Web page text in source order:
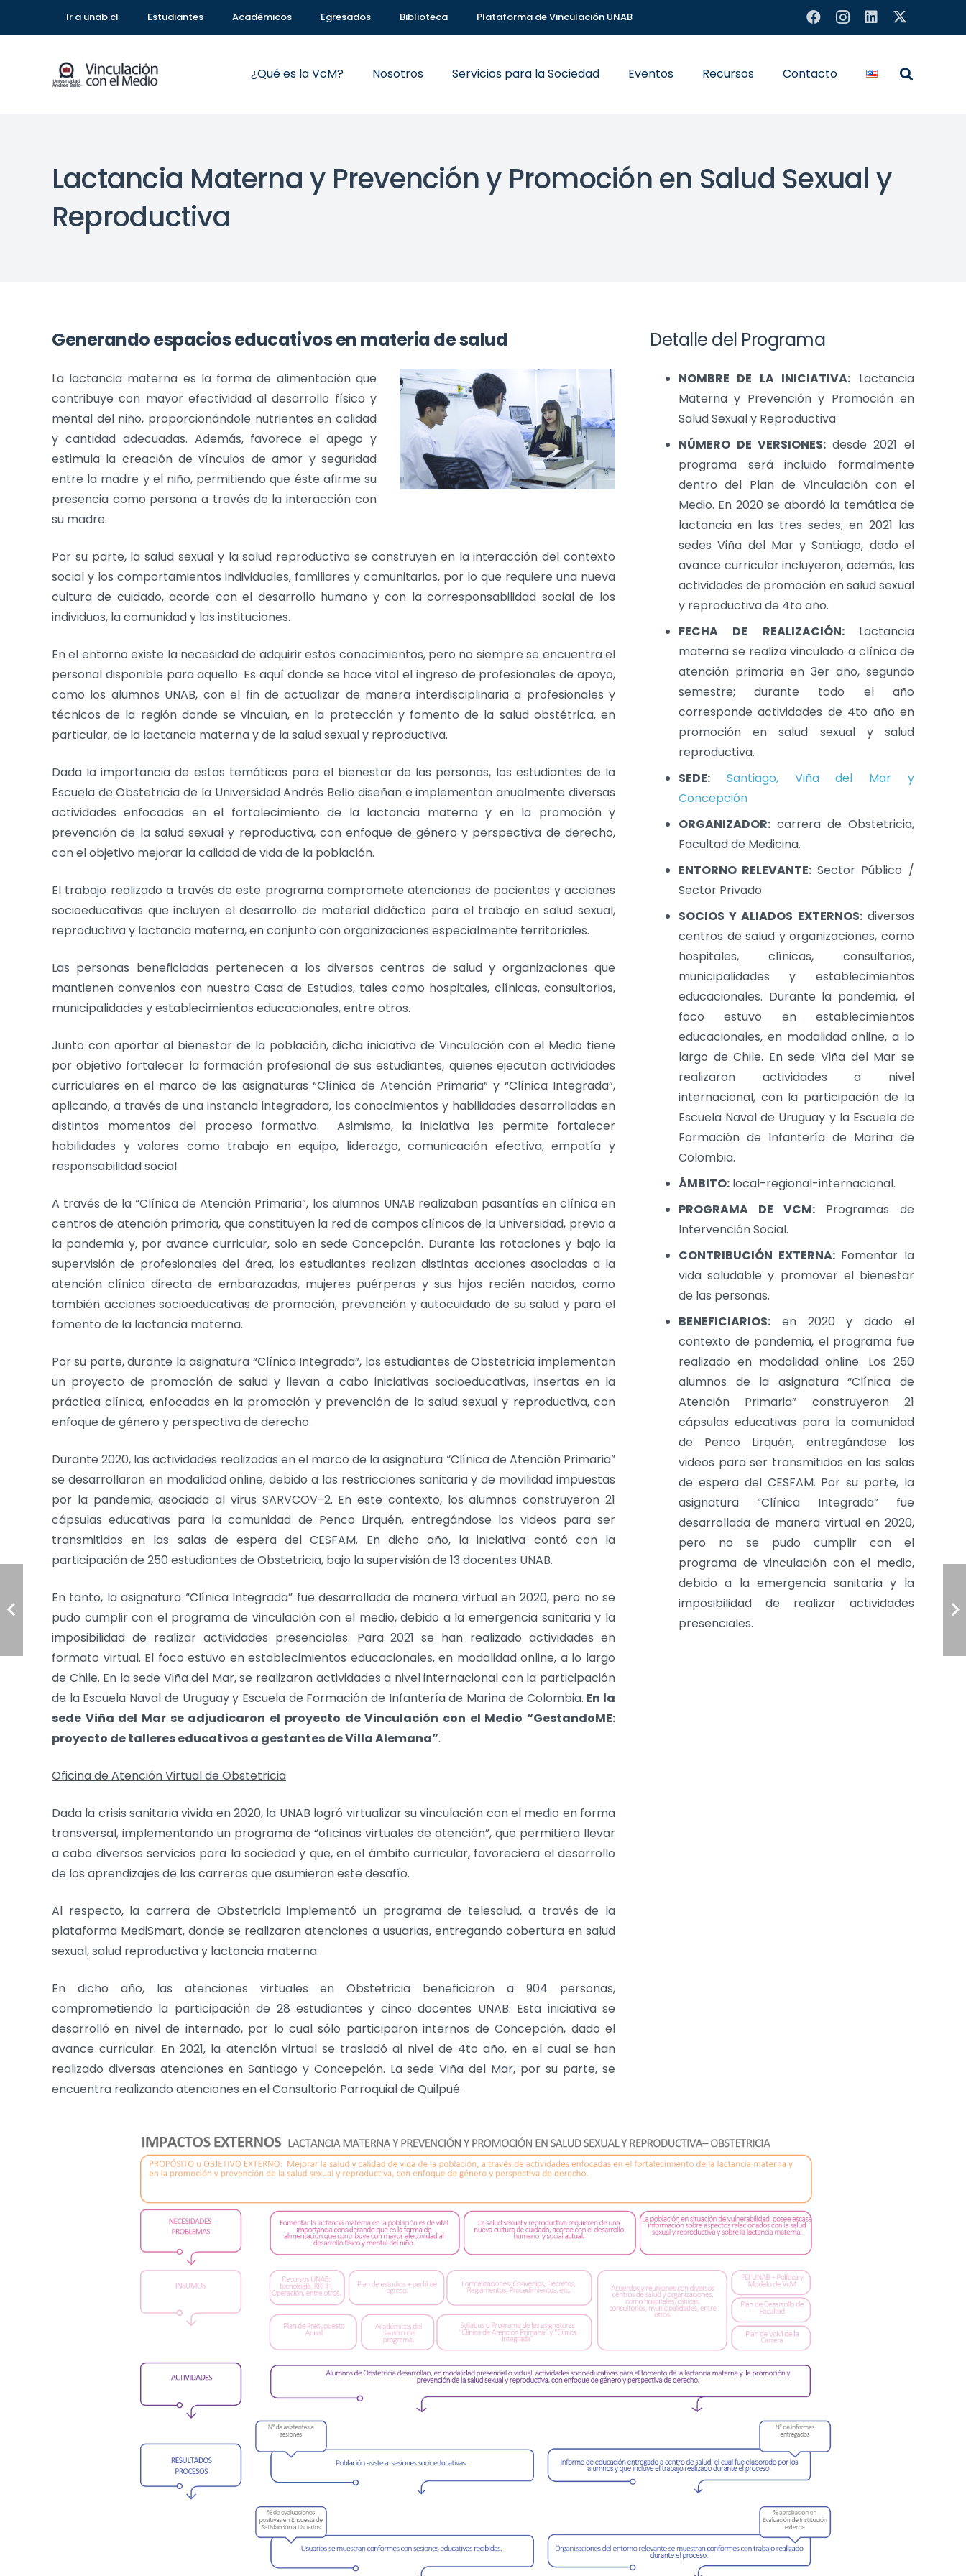
Ir a unab.cl Estudiantes Académicos Egresados Biblioteca Plataforma de Vinculación UNAB
¿Qué es la VcM? Nosotros Servicios para la Sociedad Eventos Recursos Contacto
Lactancia Materna y Prevención y Promoción en Salud Sexual y
Reproductiva
Generando espacios educativos en materia de salud
La lactancia materna es la forma de alimentación que
contribuye con mayor efectividad al desarrollo físico y
mental del niño, proporcionándole nutrientes en calidad
y cantidad adecuadas. Además, favorece el apego y
estimula la creación de vínculos de amor y seguridad
entre la madre y el niño, permitiendo que éste afirme su
presencia como persona a través de la interacción con
su madre.
Por su parte, la salud sexual y la salud reproductiva se construyen en la interacción del contexto
social y los comportamientos individuales, familiares y comunitarios, por lo que requiere una nueva
cultura de cuidado, acorde con el desarrollo humano y con la corresponsabilidad social de los
individuos, la comunidad y las instituciones.
En el entorno existe la necesidad de adquirir estos conocimientos, pero no siempre se encuentra el
personal disponible para aquello. Es aquí donde se hace vital el ingreso de profesionales de apoyo,
como los alumnos UNAB, con el fin de actualizar de manera interdisciplinaria a profesionales y
técnicos de la región donde se vinculan, en la protección y fomento de la salud obstétrica, en
particular, de la lactancia materna y de la salud sexual y reproductiva.
Dada la importancia de estas temáticas para el bienestar de las personas, los estudiantes de la
Escuela de Obstetricia de la Universidad Andrés Bello diseñan e implementan anualmente diversas
actividades enfocadas en el fortalecimiento de la lactancia materna y en la promoción y
prevención de la salud sexual y reproductiva, con enfoque de género y perspectiva de derecho,
con el objetivo mejorar la calidad de vida de la población.
El trabajo realizado a través de este programa compromete atenciones de pacientes y acciones
socioeducativas que incluyen el desarrollo de material didáctico para el trabajo en salud sexual,
reproductiva y lactancia materna, en conjunto con organizaciones especialmente territoriales.
Las personas beneficiadas pertenecen a los diversos centros de salud y organizaciones que
mantienen convenios con nuestra Casa de Estudios, tales como hospitales, clínicas, consultorios,
municipalidades y establecimientos educacionales, entre otros.
Junto con aportar al bienestar de la población, dicha iniciativa de Vinculación con el Medio tiene
por objetivo fortalecer la formación profesional de sus estudiantes, quienes ejecutan actividades
curriculares en el marco de las asignaturas “Clínica de Atención Primaria” y “Clínica Integrada”,
aplicando, a través de una instancia integradora, los conocimientos y habilidades desarrolladas en
distintos momentos del proceso formativo. Asimismo, la iniciativa les permite fortalecer
habilidades y valores como trabajo en equipo, liderazgo, comunicación efectiva, empatía y
responsabilidad social.
A través de la “Clínica de Atención Primaria”, los alumnos UNAB realizaban pasantías en clínica en
centros de atención primaria, que constituyen la red de campos clínicos de la Universidad, previo a
la pandemia y, por avance curricular, solo en sede Concepción. Durante las rotaciones y bajo la
supervisión de profesionales del área, los estudiantes realizan distintas acciones asociadas a la
atención clínica directa de embarazadas, mujeres puérperas y sus hijos recién nacidos, como
también acciones socioeducativas de promoción, prevención y autocuidado de su salud y para el
fomento de la lactancia materna.
Por su parte, durante la asignatura “Clínica Integrada”, los estudiantes de Obstetricia implementan
un proyecto de promoción de salud y llevan a cabo iniciativas socioeducativas, insertas en la
práctica clínica, enfocadas en la promoción y prevención de la salud sexual y reproductiva, con
enfoque de género y perspectiva de derecho.
Durante 2020, las actividades realizadas en el marco de la asignatura “Clínica de Atención Primaria”
se desarrollaron en modalidad online, debido a las restricciones sanitaria y de movilidad impuestas
por la pandemia, asociada al virus SARVCOV-2. En este contexto, los alumnos construyeron 21
cápsulas educativas para la comunidad de Penco Lirquén, entregándose los videos para ser
transmitidos en las salas de espera del CESFAM. En dicho año, la iniciativa contó con la
participación de 250 estudiantes de Obstetricia, bajo la supervisión de 13 docentes UNAB.
En tanto, la asignatura “Clínica Integrada” fue desarrollada de manera virtual en 2020, pero no se
pudo cumplir con el programa de vinculación con el medio, debido a la emergencia sanitaria y la
imposibilidad de realizar actividades presenciales. Para 2021 se han realizado actividades en
formato virtual. El foco estuvo en establecimientos educacionales, en modalidad online, a lo largo
de Chile. En la sede Viña del Mar, se realizaron actividades a nivel internacional con la participación
de la Escuela Naval de Uruguay y Escuela de Formación de Infantería de Marina de Colombia. En la
sede Viña del Mar se adjudicaron el proyecto de Vinculación con el Medio “GestandoME:
proyecto de talleres educativos a gestantes de Villa Alemana”.
Oficina de Atención Virtual de Obstetricia
Dada la crisis sanitaria vivida en 2020, la UNAB logró virtualizar su vinculación con el medio en forma
transversal, implementando un programa de “oficinas virtuales de atención”, que permitiera llevar
a cabo diversos servicios para la sociedad y que, en el ámbito curricular, favoreciera el desarrollo
de los aprendizajes de las carreras que asumieran este desafío.
Al respecto, la carrera de Obstetricia implementó un programa de telesalud, a través de la
plataforma MediSmart, donde se realizaron atenciones a usuarias, entregando cobertura en salud
sexual, salud reproductiva y lactancia materna.
En dicho año, las atenciones virtuales en Obstetricia beneficiaron a 904 personas,
comprometiendo la participación de 28 estudiantes y cinco docentes UNAB. Esta iniciativa se
desarrolló en nivel de internado, por lo cual sólo participaron internos de Concepción, dado el
avance curricular. En 2021, la atención virtual se trasladó al nivel de 4to año, en el cual se han
realizado diversas atenciones en Santiago y Concepción. La sede Viña del Mar, por su parte, se
encuentra realizando atenciones en el Consultorio Parroquial de Quilpué.
Detalle del Programa
NOMBRE DE LA INICIATIVA: Lactancia
Materna y Prevención y Promoción en
Salud Sexual y Reproductiva
NÚMERO DE VERSIONES: desde 2021 el
programa será incluido formalmente
dentro del Plan de Vinculación con el
Medio. En 2020 se abordó la temática de
lactancia en las tres sedes; en 2021 las
sedes Viña del Mar y Santiago, dado el
avance curricular incluyeron, además, las
actividades de promoción en salud sexual
y reproductiva de 4to año.
FECHA DE REALIZACIÓN: Lactancia
materna se realiza vinculado a clínica de
atención primaria en 3er año, segundo
semestre; durante todo el año
corresponde actividades de 4to año en
promoción en salud sexual y salud
reproductiva.
SEDE:
Santiago, Viña del Mar y
Concepción
ORGANIZADOR:carrera de Obstetricia,
Facultad de Medicina.
ENTORNO RELEVANTE: Sector Público /
Sector Privado
SOCIOS Y ALIADOS EXTERNOS:diversos
centros de salud y organizaciones, como
hospitales, clínicas, consultorios,
municipalidades y establecimientos
educacionales. Durante la pandemia, el
foco estuvo en establecimientos
educacionales, en modalidad online, a lo
largo de Chile. En sede Viña del Mar se
realizaron actividades a nivel
internacional, con la participación de la
Escuela Naval de Uruguay y la Escuela de
Formación de Infantería de Marina de
Colombia.
ÁMBITO:local-regional-internacional.
PROGRAMA DE VCM:Programas de
Intervención Social.
CONTRIBUCIÓN EXTERNA:Fomentar la
vida saludable y promover el bienestar
de las personas.
BENEFICIARIOS:en 2020 y dado el
contexto de pandemia, el programa fue
realizado en modalidad online. Los 250
alumnos de la asignatura “Clínica de
Atención Primaria” construyeron 21
cápsulas educativas para la comunidad
de Penco Lirquén, entregándose los
videos para ser transmitidos en las salas
de espera del CESFAM. Por su parte, la
asignatura “Clínica Integrada” fue
desarrollada de manera virtual en 2020,
pero no se pudo cumplir con el
programa de vinculación con el medio,
debido a la emergencia sanitaria y la
imposibilidad de realizar actividades
presenciales.